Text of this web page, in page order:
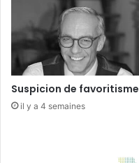
m
i
Suspicion de favoritisme
il y a 4 semaines